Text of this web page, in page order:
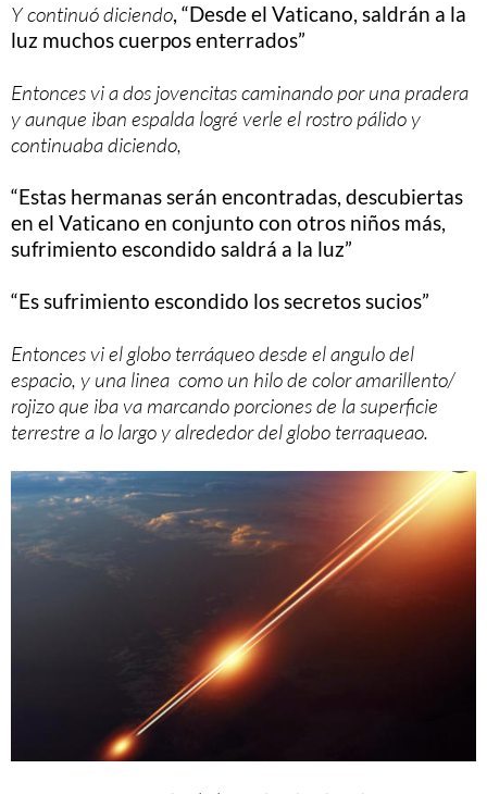
Y continuó diciendo, “Desde el Vaticano, saldrán a la
luz muchos cuerpos enterrados”
Entonces vi a dos jovencitas caminando por una pradera
y aunque iban espalda logré verle el rostro pálido y
continuaba diciendo,
“Estas hermanas serán encontradas, descubiertas
en el Vaticano en conjunto con otros niños más,
sufrimiento escondido saldrá a la luz”
“Es sufrimiento escondido los secretos sucios”
Entonces vi el globo terráqueo desde el angulo del
espacio, y una linea como un hilo de color amarillento/
rojizo que iba va marcando porciones de la superficie
terrestre a lo largo y alrededor del globo terraqueao.